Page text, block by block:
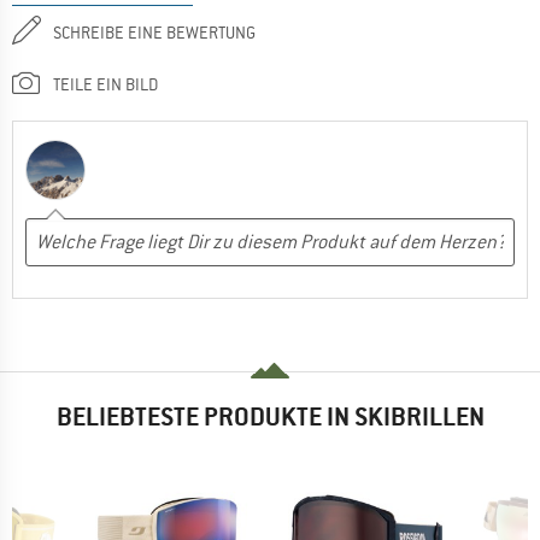
SCHREIBE EINE BEWERTUNG
TEILE EIN BILD
BELIEBTESTE PRODUKTE IN SKIBRILLEN